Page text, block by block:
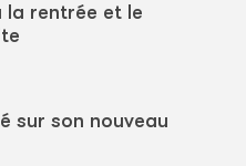
la rentrée et le
sur son nouveau